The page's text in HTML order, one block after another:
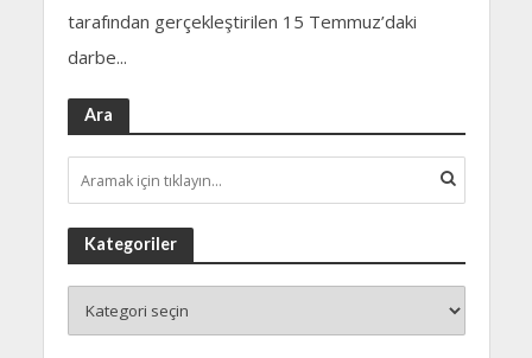
tarafından gerçekleştirilen 15 Temmuz’daki
darbe...
Ara
Kategoriler